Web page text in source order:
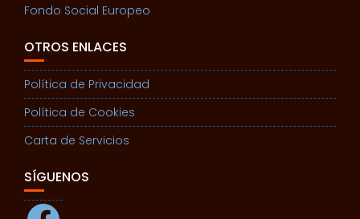
Fondo Social Europeo
OTROS ENLACES
Política de Privacidad
Política de Cookies
Carta de Servicios
SÍGUENOS
Facebook